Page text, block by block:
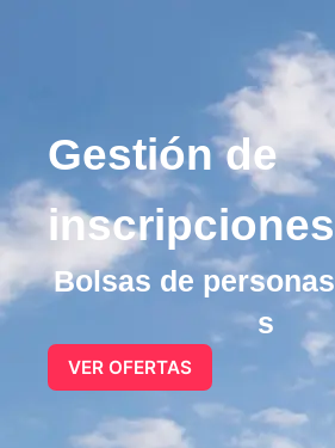
Gestión de
inscripciones
Bolsas de personas
s
VER OFERTAS